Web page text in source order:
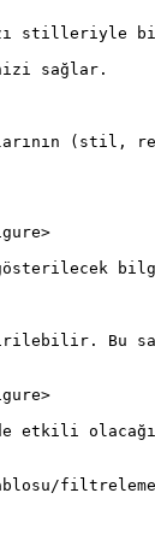
stilleriyle
sağlar.
(stil,
Bu
etkili